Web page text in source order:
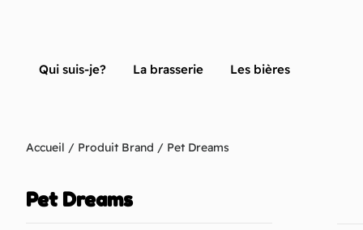
Qui suis-je? La brasserie Les bières
Accueil / Produit Brand / Pet Dreams
Pet Dreams